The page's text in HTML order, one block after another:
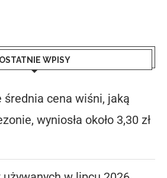
OSTATNIE WPISY
średnia cena wiśni, jaką
wyniosła około 3,30 zł